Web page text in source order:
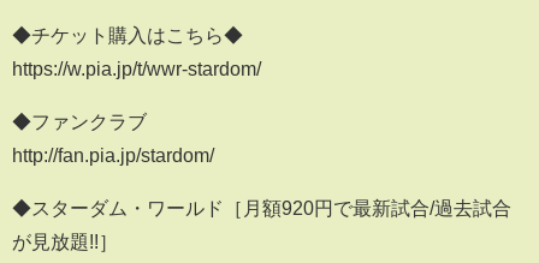
◆チケット購入はこちら◆
https://w.pia.jp/t/wwr-stardom/
◆ファンクラブ
http://fan.pia.jp/stardom/
◆スターダム・ワールド［月額920円で最新試合/過去試合
が見放題!!］